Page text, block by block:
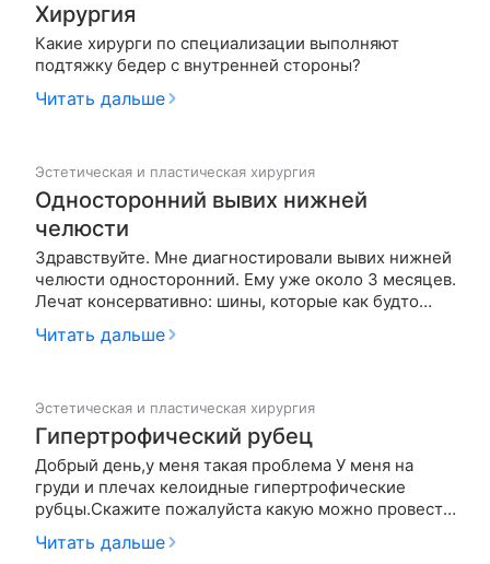
Хирургия
Какие хирурги по специализации выполняют
подтяжку бедер с внутренней стороны?
Читать дальше
Эстетическая и пластическая хирургия
Односторонний вывих нижней
челюсти
Здравствуйте. Мне диагностировали вывих нижней
челюсти односторонний. Ему уже около 3 месяцев.
Лечат консервативно: шины, которые как будто
вправляют челюсть обратно. Левый сустав, который
собственно, "вышел" с места становится обратно не
Читать дальше
Эстетическая и пластическая хирургия
Гипертрофический рубец
Добрый день,у меня такая проблема У меня на
груди и плечах келоидные гипертрофические
рубцы.Скажите пожалуйста какую можно провести
профелактику для снижения этих рубцов?
Читать дальше